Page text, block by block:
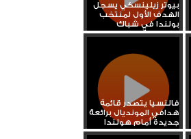
بيوتر زيلينسكي يسجل
الهدف الأول لمنتخب
بولندا في شباك
السعودية
فالنسيا يتصدر قائمة
هدافي المونديال برائعة
جديدة أمام هولندا